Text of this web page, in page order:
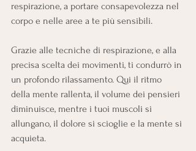
respirazione, a portare consapevolezza nel
corpo e nelle aree a te più sensibili.
Grazie alle tecniche di respirazione, e alla
precisa scelta dei movimenti, ti condurrò in
un profondo rilassamento. Qui il ritmo
della mente rallenta, il volume dei pensieri
diminuisce, mentre i tuoi muscoli si
allungano, il dolore si scioglie e la mente si
acquieta.